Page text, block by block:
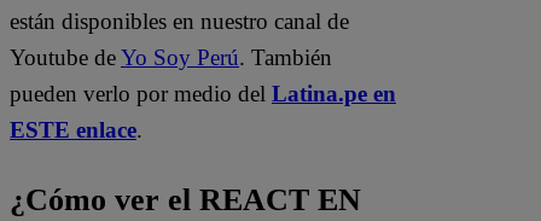
están disponibles en nuestro canal de
Youtube deYo Soy Perú. También
pueden verlo por medio del Latina.pe en
ESTE enlace.
¿Cómo ver el REACT EN